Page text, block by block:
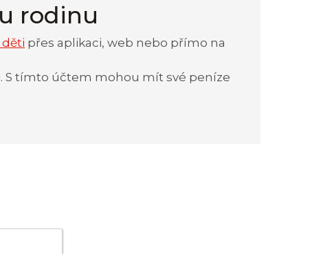
rodinu
přes aplikaci, web nebo přímo na
S tímto účtem mohou mít své peníze